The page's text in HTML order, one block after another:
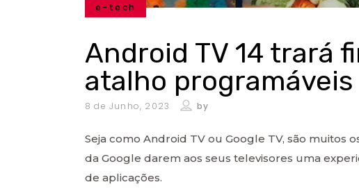
e-tech
Android TV 14 trará
atalho programáveis
8 de Junho, 2023 by
Seja como Android TV ou Google TV, são muitos
da Google darem aos seus televisores uma
de aplicações.